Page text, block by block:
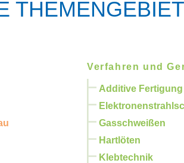
Verfahren und
Additive Fertigung
Gasschweißen
Hartlöten
Klebtechnik